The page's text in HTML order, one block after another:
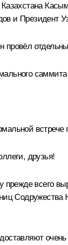
и Президент
саммита
встрече
друзья!
прежде всего